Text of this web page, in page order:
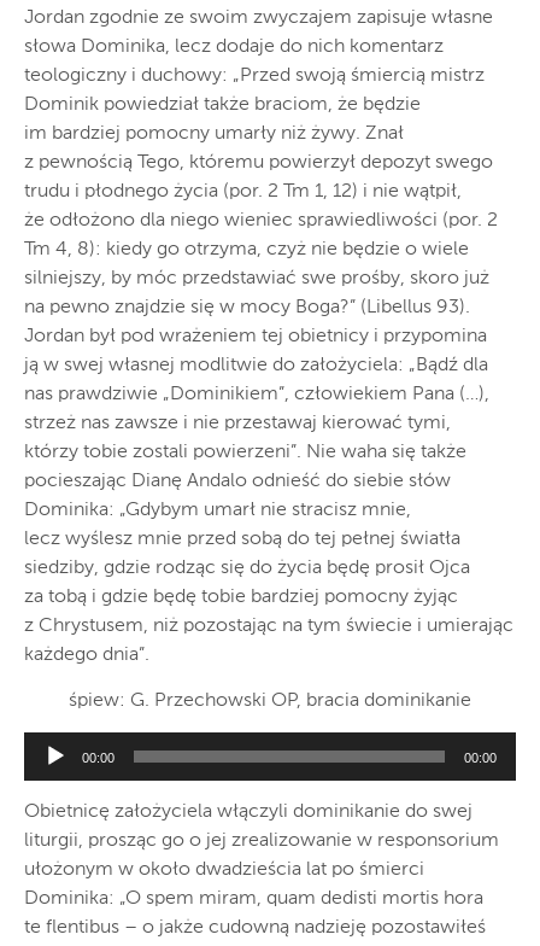
Jordan zgodnie ze swoim zwyczajem zapisuje własne
słowa Dominika, lecz dodaje do nich komentarz
teologiczny i duchowy: „Przed swoją śmiercią mistrz
Dominik powiedział także braciom, że będzie
im bardziej pomocny umarły niż żywy. Znał
z pewnością Tego, któremu powierzył depozyt swego
trudu i płodnego życia (por. 2 Tm 1, 12) i nie wątpił,
że odłożono dla niego wieniec sprawiedliwości (por. 2
Tm 4, 8): kiedy go otrzyma, czyż nie będzie o wiele
silniejszy, by móc przedstawiać swe prośby, skoro już
na pewno znajdzie się w mocy Boga?” (Libellus 93).
Jordan był pod wrażeniem tej obietnicy i przypomina
ją w swej własnej modlitwie do założyciela: „Bądź dla
nas prawdziwie „Dominikiem”, człowiekiem Pana (…),
strzeż nas zawsze i nie przestawaj kierować tymi,
którzy tobie zostali powierzeni”. Nie waha się także
pocieszając Dianę Andalo odnieść do siebie słów
Dominika: „Gdybym umarł nie stracisz mnie,
lecz wyślesz mnie przed sobą do tej pełnej światła
siedziby, gdzie rodząc się do życia będę prosił Ojca
za tobą i gdzie będę tobie bardziej pomocny żyjąc
z Chrystusem, niż pozostając na tym świecie i umierając
każdego dnia”.
śpiew: G. Przechowski OP, bracia dominikanie
Odtwarzacz
plików
dźwiękowych
00:00 00:00
Obietnicę założyciela włączyli dominikanie do swej
liturgii, prosząc go o jej zrealizowanie w responsorium
ułożonym w około dwadzieścia lat po śmierci
Dominika: „O spem miram, quam dedisti mortis hora
te flentibus – o jakże cudowną nadzieję pozostawiłeś